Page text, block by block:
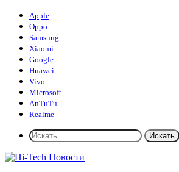
Apple
Oppo
Samsung
Xiaomi
Google
Huawei
Vivo
Microsoft
AnTuTu
Realme
Искать